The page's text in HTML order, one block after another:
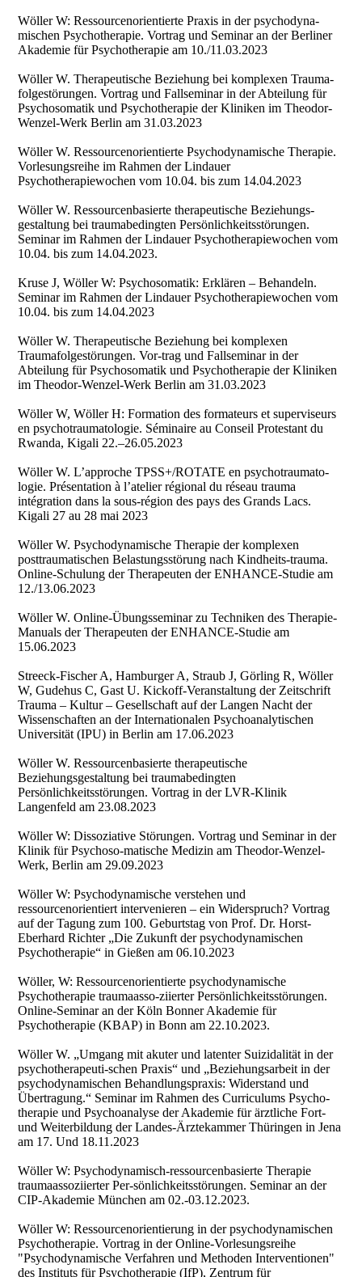
Wöller W: Ressourcenorientierte Praxis in der psychodyna-
mischen Psychotherapie. Vortrag und Seminar an der Berliner
Akademie für Psychotherapie am 10./11.03.2023
Wöller W. Therapeutische Beziehung bei komplexen Trauma-
folgestörungen. Vortrag und Fallseminar in der Abteilung für
Psychosomatik und Psychotherapie der Kliniken im Theodor-
Wenzel-Werk Berlin am 31.03.2023
Wöller W. Ressourcenorientierte Psychodynamische Therapie.
Vorlesungsreihe im Rahmen der Lindauer
Psychotherapiewochen vom 10.04. bis zum 14.04.2023
Wöller W. Ressourcenbasierte therapeutische Beziehungs-
gestaltung bei traumabedingten Persönlichkeitsstörungen.
Seminar im Rahmen der Lindauer Psychotherapiewochen vom
10.04. bis zum 14.04.2023.
Kruse J, Wöller W: Psychosomatik: Erklären – Behandeln.
Seminar im Rahmen der Lindauer Psychotherapiewochen vom
10.04. bis zum 14.04.2023
Wöller W. Therapeutische Beziehung bei komplexen
Traumafolgestörungen. Vor-trag und Fallseminar in der
Abteilung für Psychosomatik und Psychotherapie der Kliniken
im Theodor-Wenzel-Werk Berlin am 31.03.2023
Wöller W, Wöller H: Formation des formateurs et superviseurs
en psychotraumatologie. Séminaire au Conseil Protestant du
Rwanda, Kigali 22.–26.05.2023
Wöller W. L’approche TPSS+/ROTATE en psychotraumato-
logie. Présentation à l’atelier régional du réseau trauma
intégration dans la sous-région des pays des Grands Lacs.
Kigali 27 au 28 mai 2023
Wöller W. Psychodynamische Therapie der komplexen
posttraumatischen Belastungsstörung nach Kindheits-trauma.
Online-Schulung der Therapeuten der ENHANCE-Studie am
12./13.06.2023
Wöller W. Online-Übungsseminar zu Techniken des Therapie-
Manuals der Therapeuten der ENHANCE-Studie am
15.06.2023
Streeck-Fischer A, Hamburger A, Straub J, Görling R, Wöller
W, Gudehus C, Gast U. Kickoff-Veranstaltung der Zeitschrift
Trauma – Kultur – Gesellschaft auf der Langen Nacht der
Wissenschaften an der Internationalen Psychoanalytischen
Universität (IPU) in Berlin am 17.06.2023
Wöller W. Ressourcenbasierte therapeutische
Beziehungsgestaltung bei traumabedingten
Persönlichkeitsstörungen. Vortrag in der LVR-Klinik
Langenfeld am 23.08.2023
Wöller W: Dissoziative Störungen. Vortrag und Seminar in der
Klinik für Psychoso-matische Medizin am Theodor-Wenzel-
Werk, Berlin am 29.09.2023
Wöller W: Psychodynamische verstehen und
ressourcenorientiert intervenieren – ein Widerspruch? Vortrag
auf der Tagung zum 100. Geburtstag von Prof. Dr. Horst-
Eberhard Richter „Die Zukunft der psychodynamischen
Psychotherapie“ in Gießen am 06.10.2023
Wöller, W: Ressourcenorientierte psychodynamische
Psychotherapie traumaasso-ziierter Persönlichkeitsstörungen.
Online-Seminar an der Köln Bonner Akademie für
Psychotherapie (KBAP) in Bonn am 22.10.2023.
Wöller W. „Umgang mit akuter und latenter Suizidalität in der
psychotherapeuti-schen Praxis“ und „Beziehungsarbeit in der
psychodynamischen Behandlungspraxis: Widerstand und
Übertragung.“ Seminar im Rahmen des Curriculums Psycho-
therapie und Psychoanalyse der Akademie für ärztliche Fort-
und Weiterbildung der Landes-Ärztekammer Thüringen in Jena
am 17. Und 18.11.2023
Wöller W: Psychodynamisch-ressourcenbasierte Therapie
traumaassoziierter Per-sönlichkeitsstörungen. Seminar an der
CIP-Akademie München am 02.-03.12.2023.
Wöller W: Ressourcenorientierung in der psychodynamischen
Psychotherapie. Vortrag in der Online-Vorlesungsreihe
"Psychodynamische Verfahren und Methoden Interventionen"
des Instituts für Psychotherapie (IfP), Zentrum für